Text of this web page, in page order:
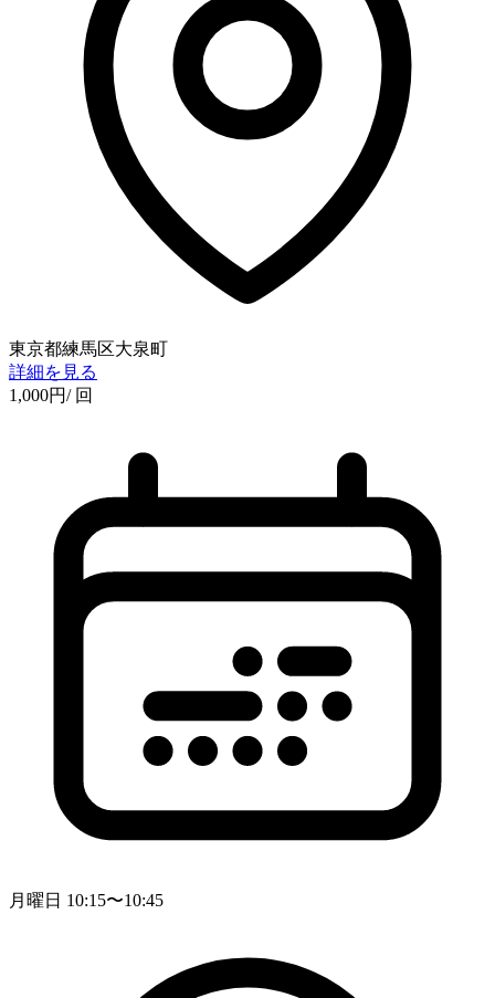
東京都練馬区大泉町
詳細を見る
1,000円/ 回
月曜日 10:15〜10:45